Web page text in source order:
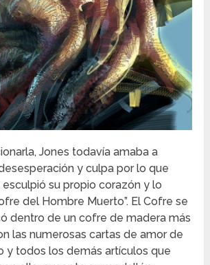
Jones todavía amaba a
y culpa por lo que
esculpió su propio corazón y lo
del Hombre Muerto”. El Cofre se
dentro de un cofre de madera más
las numerosas cartas de amor de
y todos los demás artículos que